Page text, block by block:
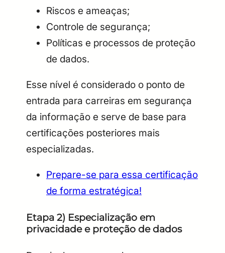
Riscos e ameaças;
Controle de segurança;
Políticas e processos de proteção
de dados.
Esse nível é considerado o ponto de
entrada para carreiras em segurança
da informação e serve de base para
certificações posteriores mais
especializadas.
Prepare-se para essa certificação
de forma estratégica!
Etapa 2) Especialização em
privacidade e proteção de dados